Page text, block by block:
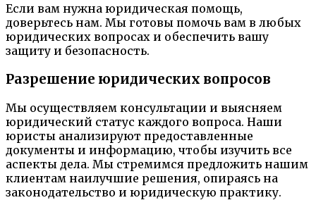
Если вам нужна юридическая помощь,
доверьтесь нам. Мы готовы помочь вам в любых
юридических вопросах и обеспечить вашу
защиту и безопасность.
Разрешение юридических вопросов
Мы осуществляем консультации и выясняем
юридический статус каждого вопроса. Наши
юристы анализируют предоставленные
документы и информацию, чтобы изучить все
аспекты дела. Мы стремимся предложить нашим
клиентам наилучшие решения, опираясь на
законодательство и юридическую практику.